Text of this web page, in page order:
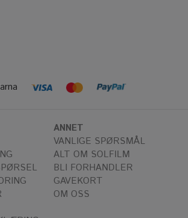
ANNET
VANLIGE SPØRSMÅL
ALT OM SOLFILM
BLI FORHANDLER
GAVEKORT
OM OSS